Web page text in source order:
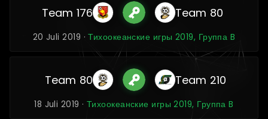
Team 176 Team 80
20 Juli 2019 ·Тихоокеанские игры 2019, Группа B
Team 80 Team 210
18 Juli 2019 · Тихоокеанские игры 2019, Группа B